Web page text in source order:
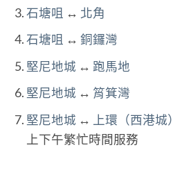
石塘咀 ↔ 北角
石塘咀 ↔ 銅鑼灣
堅尼地城 ↔ 跑馬地
堅尼地城 ↔ 筲箕灣
堅尼地城 ↔ 上環（西港城）
上下午繁忙時間服務